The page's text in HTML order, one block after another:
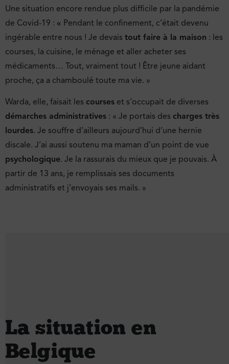
Une situation encore rendue plus difficile par la pandémie
de Covid-19 : « Pendant le confinement, c’était devenu
ingérable entre nous ! Je devais tout faire à la maison : les
courses, la cuisine, le ménage et aller acheter ses
médicaments… Tout, vraiment tout ! Être jeune aidant
proche, ça a chamboulé toute ma vie. »
Warda, elle, faisait les courses et s’occupait de diverses
démarches administratives : « Je portais des charges très
lourdes. Je souffre d’ailleurs aujourd’hui d’une hernie
discale. J’ai aussi soutenu ma maman d’un point de vue
psychologique. Je la rassurais du mieux que je pouvais. À
partir de 13 ans, je remplissais ses documents
administratifs et j’envoyais ses mails. »
La situation en
Belgique